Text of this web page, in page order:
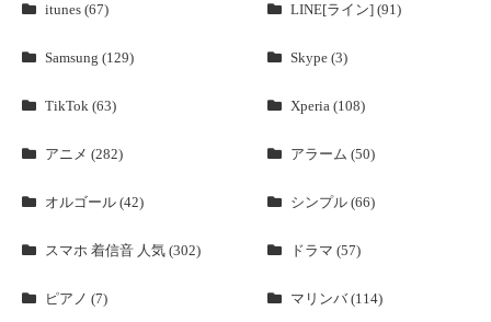
itunes (67) LINE[ライン] (91)
Samsung (129) Skype (3)
TikTok (63) Xperia (108)
アニメ (282) アラーム (50)
オルゴール (42) シンプル (66)
スマホ 着信音 人気 (302) ドラマ (57)
ピアノ (7) マリンバ (114)